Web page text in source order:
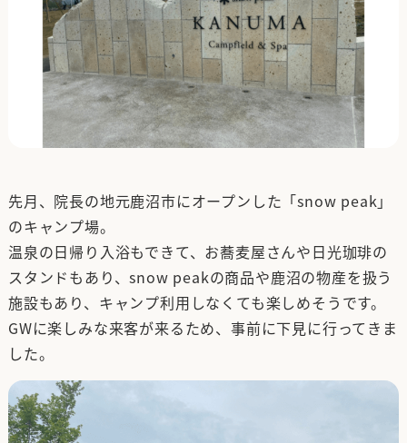
先月、院長の地元鹿沼市にオープンした「snow peak」
のキャンプ場。
温泉の日帰り入浴もできて、お蕎麦屋さんや日光珈琲の
スタンドもあり、snow peakの商品や鹿沼の物産を扱う
施設もあり、キャンプ利用しなくても楽しめそうです。
GWに楽しみな来客が来るため、事前に下見に行ってきま
した。